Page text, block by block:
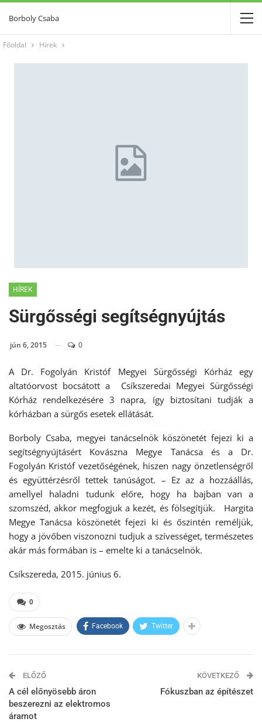
Borboly Csaba
Főoldal Hírek
HÍREK
Sürgősségi segítségnyújtás
jún 6, 2015 0
A Dr. Fogolyán Kristóf Megyei Sürgősségi Kórház egy
altatóorvost bocsátott a Csíkszeredai Megyei Sürgősségi
Kórház rendelkezésére 3 napra, így biztosítani tudják a
kórházban a sürgős esetek ellátását.
Borboly Csaba, megyei tanácselnök köszönetét fejezi ki a
segítségnyújtásért Kovászna Megye Tanácsa és a Dr.
Fogolyán Kristóf vezetőségének, hiszen nagy önzetlenségről
és együttérzésről tettek tanúságot. – Ez az a hozzáállás,
amellyel haladni tudunk előre, hogy ha bajban van a
szomszéd, akkor megfogjuk a kezét, és fölsegítjük. Hargita
Megye Tanácsa köszönetét fejezi ki és őszintén reméljük,
hogy a jövőben viszonozni tudjuk a szívességet, természetes
akár más formában is – emelte ki a tanácselnök.
Csíkszereda, 2015. június 6.
0
Megosztás Facebook Twitter
ELŐZŐ
A cél előnyösebb áron
beszerezni az elektromos
áramot
KÖVETKEZŐ
Fókuszban az építészet